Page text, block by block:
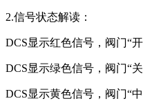
2.信号状态解读：
DCS显示红色信号，阀门“
DCS显示绿色信号，阀门“
DCS显示黄色信号，阀门“